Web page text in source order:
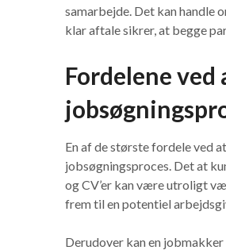
samarbejde. Det kan handle
klar aftale sikrer, at begge
Fordelene
En af de største fordele ved
jobsøgningsproces. Det at
og CV’er kan være utroligt
frem til en potentiel
Derudover kan en